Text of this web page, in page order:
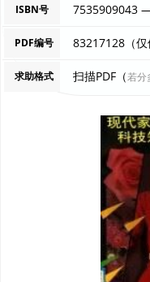
ISBN号 7535909043
PDF编号 83217128（仅
求助格式 扫描PDF（若分